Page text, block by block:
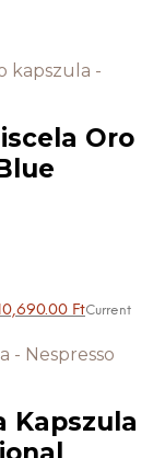
Oro
FtCurrent
Kapszula